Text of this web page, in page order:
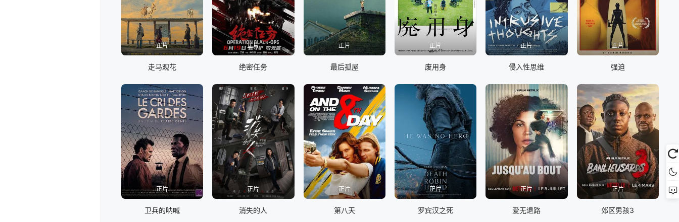
正片
走马观花
正片
绝密任务
正片
最后孤屋
正片
废用身
正片
侵入性思维
正片
强迫
正片
卫兵的呐喊
正片
消失的人
正片
第八天
正片
罗宾汉之死
正片
爱无退路
正片
郊区男孩3